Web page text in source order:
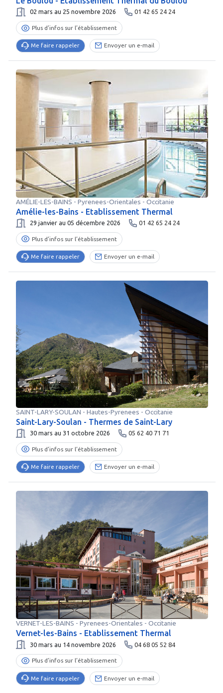
02 mars au 25 novembre 2026 01 42 65 24 24
Plus d’infos sur l’établissement
Me faire rappeler Envoyer un e-mail
AMÉLIE-LES-BAINS - Pyrenees-Orientales - Occitanie
Amélie-les-Bains - Etablissement Thermal
29 janvier au 05 décembre 2026 01 42 65 24 24
Plus d’infos sur l’établissement
Me faire rappeler Envoyer un e-mail
SAINT-LARY-SOULAN - Hautes-Pyrenees - Occitanie
Saint-Lary-Soulan - Thermes de Saint-Lary
30 mars au 31 octobre 2026 05 62 40 71 71
Plus d’infos sur l’établissement
Me faire rappeler Envoyer un e-mail
VERNET-LES-BAINS - Pyrenees-Orientales - Occitanie
Vernet-les-Bains - Etablissement Thermal
30 mars au 14 novembre 2026 04 68 05 52 84
Plus d’infos sur l’établissement
Me faire rappeler Envoyer un e-mail